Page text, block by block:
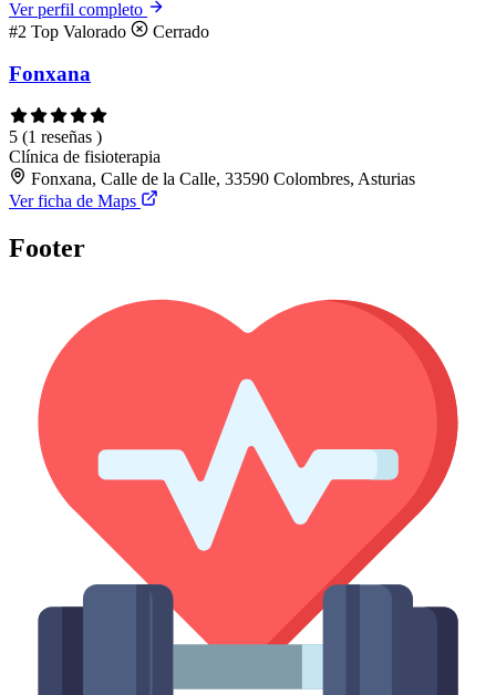
Ver perfil completo
#2 Top Valorado Cerrado
Fonxana
5 (1 reseñas )
Clínica de fisioterapia
Fonxana, Calle de la Calle, 33590 Colombres, Asturias
Ver ficha de Maps
Footer